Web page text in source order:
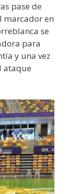
pase de
marcador en
se
para
y una vez
ataque